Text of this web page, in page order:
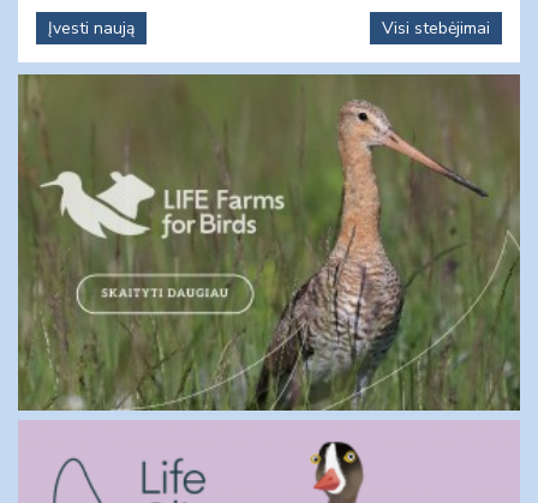
Įvesti naują
Visi stebėjimai